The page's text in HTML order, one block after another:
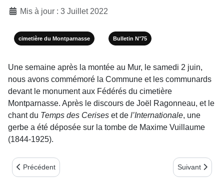
Mis à jour : 3 Juillet 2022
cimetière du Montparnasse Bulletin N°75
Une semaine après la montée au Mur, le samedi 2 juin,
nous avons commémoré la Commune et les communards
devant le monument aux Fédérés du cimetière
Montparnasse. Après le discours de Joël Ragonneau, et le
chant du Temps des Cerises et de l’Internationale, une
gerbe a été déposée sur la tombe de Maxime Vuillaume
(1844-1925).
Article précédent : COMITÉ BERRY L’INDRE DANS LA
Précédent Article
Suivant